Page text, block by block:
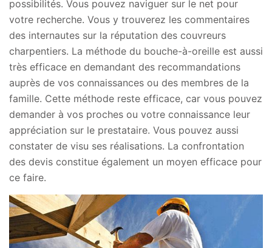
possibilités. Vous pouvez naviguer sur le net pour
votre recherche. Vous y trouverez les commentaires
des internautes sur la réputation des couvreurs
charpentiers. La méthode du bouche-à-oreille est aussi
très efficace en demandant des recommandations
auprès de vos connaissances ou des membres de la
famille. Cette méthode reste efficace, car vous pouvez
demander à vos proches ou votre connaissance leur
appréciation sur le prestataire. Vous pouvez aussi
constater de visu ses réalisations. La confrontation
des devis constitue également un moyen efficace pour
ce faire.